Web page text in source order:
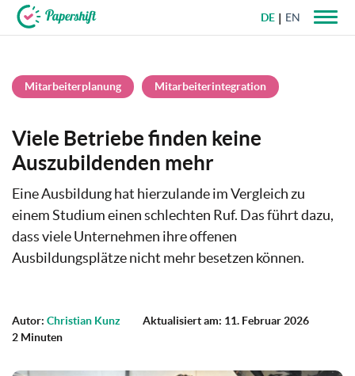
DE EN
Mitarbeiterplanung Mitarbeiterintegration
Viele Betriebe finden keine
Auszubildenden mehr
Eine Ausbildung hat hierzulande im Vergleich zu
einem Studium einen schlechten Ruf. Das führt dazu,
dass viele Unternehmen ihre offenen
Ausbildungsplätze nicht mehr besetzen können.
Autor: Christian Kunz
Aktualisiert am: 11. Februar 2026
2 Minuten